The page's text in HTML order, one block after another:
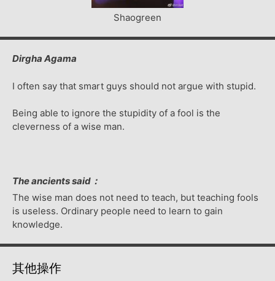
Shaogreen
Dirgha Agama
I often say that smart guys should not argue with stupid.
Being able to ignore the stupidity of a fool is the
cleverness of a wise man.
The ancients said：
The wise man does not need to teach, but teaching fools
is useless. Ordinary people need to learn to gain
knowledge.
其他操作